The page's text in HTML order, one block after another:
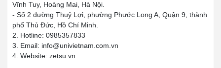
Vĩnh Tuy, Hoàng Mai, Hà Nội.
- Số 2 đường Thuỷ Lợi, phường Phước Long A, Quận 9, thành
phố Thủ Đức, Hồ Chí Minh.
2. Hotline: 0985357833
3. Email: info@univietnam.com.vn
4. Website: zetsu.vn